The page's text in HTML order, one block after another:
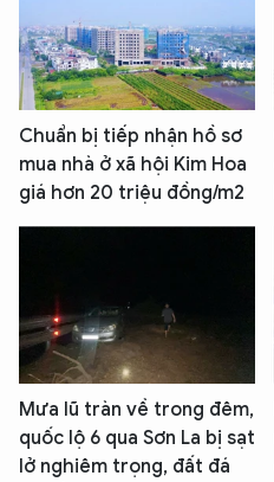
Chuẩn bị tiếp nhận hồ sơ
mua nhà ở xã hội Kim Hoa
giá hơn 20 triệu đồng/m2
Mưa lũ tràn về trong đêm,
quốc lộ 6 qua Sơn La bị sạt
lở nghiêm trọng, đất đá